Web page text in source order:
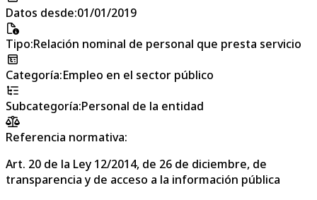
Datos desde:01/01/2019
Tipo:Relación nominal de personal que presta servicio
Categoría:Empleo en el sector público
Subcategoría:Personal de la entidad
Referencia normativa:
Art. 20 de la Ley 12/2014, de 26 de diciembre, de
transparencia y de acceso a la información pública